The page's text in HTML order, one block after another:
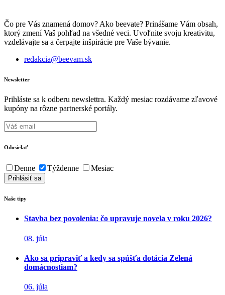
Čo pre Vás znamená domov? Ako beevate? Prinášame Vám obsah,
ktorý zmení Vaš pohľad na všedné veci. Uvoľnite svoju kreativitu,
vzdelávajte sa a čerpajte inšpirácie pre Vaše bývanie.
redakcia@beevam.sk
Newsletter
Prihláste sa k odberu newslettra. Každý mesiac rozdávame zľavové
kupóny na rôzne partnerské portály.
Odosielať
Denne Týždenne Mesiac
Naše tipy
Stavba bez povolenia: čo upravuje novela v roku 2026?
08. júla
Ako sa pripraviť a kedy sa spúšťa dotácia Zelená
domácnostiam?
06. júla